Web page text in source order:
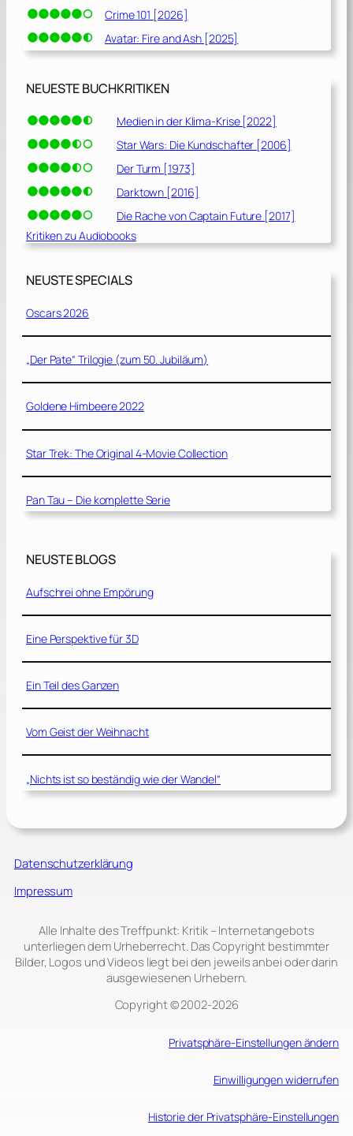
Crime 101 [2026]
Avatar: Fire and Ash [2025]
NEUESTE BUCHKRITIKEN
Medien in der Klima-Krise [2022]
Star Wars: Die Kundschafter [2006]
Der Turm [1973]
Darktown [2016]
Die Rache von Captain Future [2017]
Kritiken zu Audiobooks
NEUSTE SPECIALS
Oscars 2026
„Der Pate“ Trilogie (zum 50. Jubiläum)
Goldene Himbeere 2022
Star Trek: The Original 4-Movie Collection
Pan Tau – Die komplette Serie
NEUSTE BLOGS
Aufschrei ohne Empörung
Eine Perspektive für 3D
Ein Teil des Ganzen
Vom Geist der Weihnacht
„Nichts ist so beständig wie der Wandel“
Datenschutzerklärung
Impressum
Alle Inhalte des Treffpunkt: Kritik – Internetangebots
unterliegen dem Urheberrecht. Das Copyright bestimmter
Bilder, Logos und Videos liegt bei den jeweils anbei oder darin
ausgewiesenen Urhebern.
Copyright © 2002‑2026
Privatsphäre-Einstellungen ändern
Einwilligungen widerrufen
Historie der Privatsphäre-Einstellungen